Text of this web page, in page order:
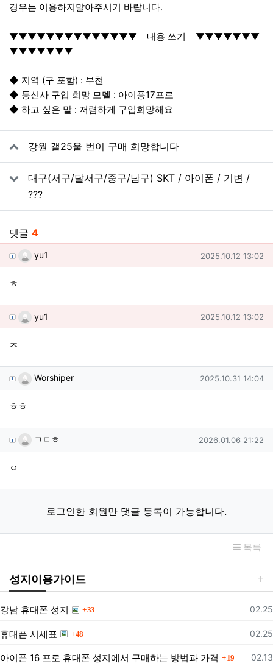
경우는 이용하지말아주시기 바랍니다.
▼▼▼▼▼▼▼▼▼▼▼▼▼▼ 내용 쓰기 ▼▼▼▼▼▼▼
▼▼▼▼▼▼▼
◆ 지역 (구 포함) : 부천
◆ 통신사 구입 희망 모델 : 아이퐁17프로
◆ 하고 싶은 말 : 저렴하게 구입희망해요
관련자료
강원 갤25울 번이 구매 희망합니다
대구(서구/달서구/중구/남구) SKT / 아이폰 / 기변 /
???
댓글 4
yu1님의 댓글
yu1 작성일
2025.10.12 13:02
ㅎ
yu1님의 댓글
yu1 작성일
2025.10.12 13:02
ㅊ
Worshiper님의 댓글
Worshiper 작성일
2025.10.31 14:04
ㅎㅎ
ㄱㄷㅎ님의 댓글
ㄱㄷㅎ 작성일
2026.01.06 21:22
ㅇ
로그인한 회원만 댓글 등록이 가능합니다.
목록
성지이용가이드
등록
02.25
강남 휴대폰 성지 33
등록
02.25
휴대폰 시세표 48
등록
02.13
아이폰 16 프로 휴대폰 성지에서 구매하는 방법과 가격 19